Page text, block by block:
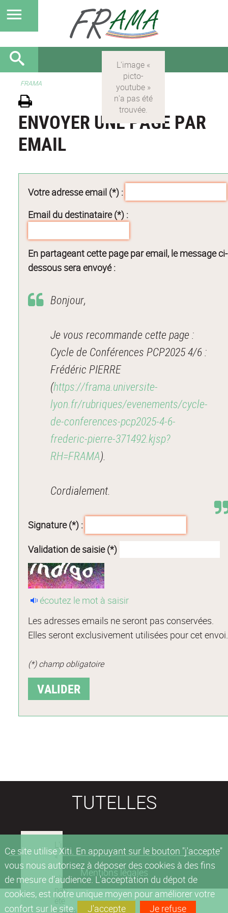
Ce site utilise Xiti. En appuyant sur le bouton "j'accepte"
vous nous autorisez à déposer des cookies à des fins
de mesure d'audience. L'acceptation du dépot de
cookies, est notre unique moyen pour améliorer votre
confort sur le site.
J'accepte Je refuse
FRAMA
ENVOYER UNE PAGE PAR
EMAIL
Votre adresse email (*) :
Email du destinataire (*) :
En partageant cette page par email, le message ci-
dessous sera envoyé :
Bonjour,
Je vous recommande cette page :
Cycle de Conférences PCP2025 4/6 :
Frédéric PIERRE
(https://frama.universite-
lyon.fr/rubriques/evenements/cycle-
de-conferences-pcp2025-4-6-
frederic-pierre-371492.kjsp?
RH=FRAMA).
Cordialement.
Signature (*) :
Validation de saisie (*)
écoutez le mot à saisir
Les adresses emails ne seront pas conservées.
Elles seront exclusivement utilisées pour cet envoi.
(*) champ obligatoire
TUTELLES
Mentions légales